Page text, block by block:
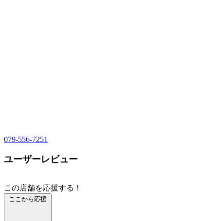
079-556-7251
ユーザーレビュー
この店舗を応援する！
ここから応援